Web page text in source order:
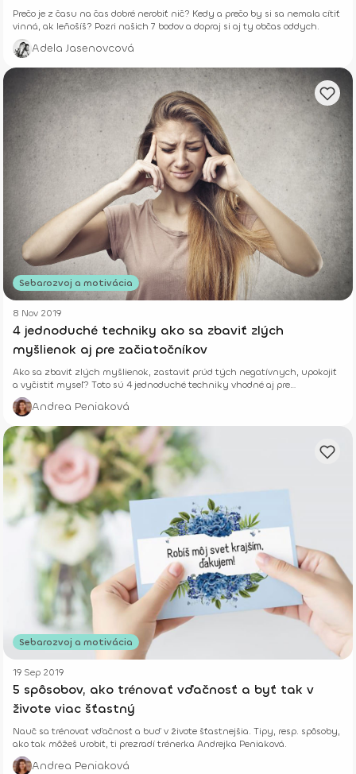
Prečo je z času na čas dobré nerobiť nič? Kedy a prečo by si sa nemala cítiť
vinná, ak leňošíš? Pozri našich 7 bodov a dopraj si aj ty občas oddych.
Adela Jasenovcová
Sebarozvoj a motivácia
8 Nov 2019
4 jednoduché techniky ako sa zbaviť zlých
myšlienok aj pre začiatočníkov
Ako sa zbaviť zlých myšlienok, zastaviť prúd tých negatívnych, upokojiť
a vyčistiť myseľ? Toto sú 4 jednoduché techniky vhodné aj pre
začiatočníkov.
Andrea Peniaková
Sebarozvoj a motivácia
19 Sep 2019
5 spôsobov, ako trénovať vďačnosť a byť tak v
živote viac šťastný
Nauč sa trénovať vďačnosť a buď v živote šťastnejšia. Tipy, resp. spôsoby,
ako tak môžeš urobiť, ti prezradí trénerka Andrejka Peniaková.
Andrea Peniaková